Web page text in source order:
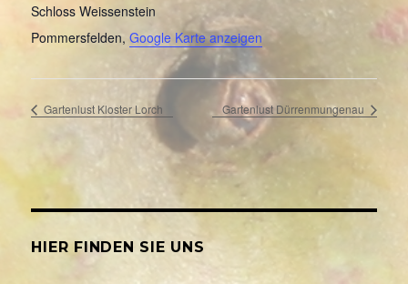
Schloss Weissenstein
Pommersfelden, Google Karte anzeigen
Gartenlust Kloster Lorch Gartenlust Dürrenmungenau
HIER FINDEN SIE UNS